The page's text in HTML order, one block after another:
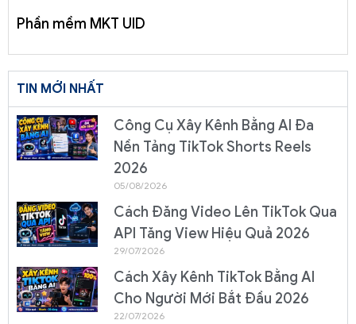
Phần mềm MKT UID
TIN MỚI NHẤT
Công Cụ Xây Kênh Bằng AI Đa
Nền Tảng TikTok Shorts Reels
2026
05/08/2026
Cách Đăng Video Lên TikTok Qua
API Tăng View Hiệu Quả 2026
29/07/2026
Cách Xây Kênh TikTok Bằng AI
Cho Người Mới Bắt Đầu 2026
22/07/2026